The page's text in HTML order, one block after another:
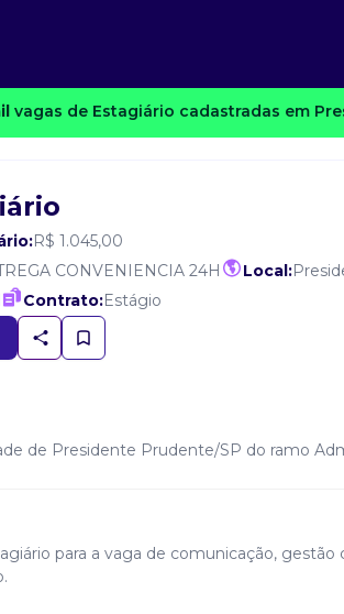
vagas de Estagiário cadastradas em
R$ 1.045,00
CONVENIENCIA 24H Local:
Contrato:Estágio
de Presidente Prudente/SP do ramo
para a vaga de comunicação,